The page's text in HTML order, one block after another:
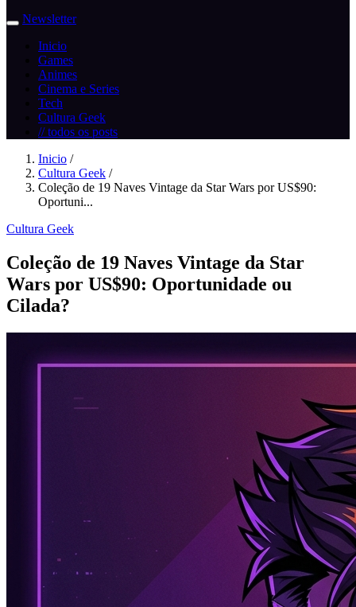
Newsletter
Inicio
Games
Animes
Cinema e Series
Tech
Cultura Geek
// todos os posts
Inicio /
Cultura Geek /
Coleção de 19 Naves Vintage da Star Wars por US$90:
Oportuni...
Cultura Geek
Coleção de 19 Naves Vintage da Star
Wars por US$90: Oportunidade ou
Cilada?